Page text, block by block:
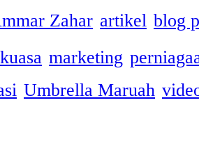
Zahar artikel blog
kuasa marketing
Umbrella Maruah